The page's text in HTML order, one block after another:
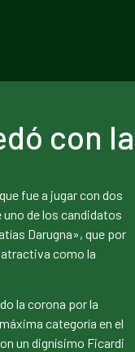
con la
fue a jugar con dos
de los candidatos
Darugna», que por
atractiva como la
la corona por la
categoría en el
un dignísimo Ficardi